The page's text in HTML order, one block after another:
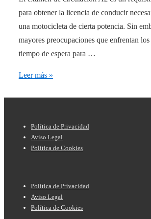
para obtener la licencia de conducir
una motocicleta de cierta potencia. Sin
mayores preocupaciones que enfrentan los
tiempo de espera para …
¿Cuánto
para
circulación
A2?
Leer más »
Menú
del
pie
página
Política de Privacidad
Aviso Legal
Política de Cookies
Menú
del
pie
Política de Privacidad
Aviso Legal
Política de Cookies